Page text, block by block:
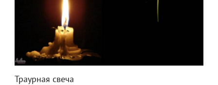
Траурная свеча